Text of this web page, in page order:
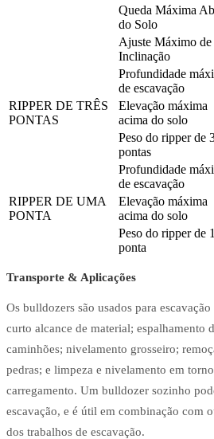
Queda Máxima
do Solo
Ajuste Máximo de
Inclinação
RIPPER DE TRÊS
PONTAS
Profundidade
de escavação
Elevação máxima
acima do solo
Peso do ripper de
pontas
RIPPER DE UMA
PONTA
Profundidade
de escavação
Elevação máxima
acima do solo
Peso do ripper de 1
ponta
Transporte & Aplicações
Os bulldozers são usados para
curto alcance de material; espalhamento
caminhões; nivelamento grosseiro;
pedras; e limpeza e nivelamento em
carregamento. Um bulldozer sozinho
escavação, e é útil em combinação com
dos trabalhos de escavação.